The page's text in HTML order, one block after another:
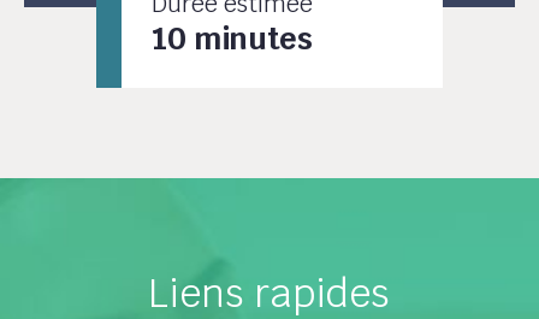
10 minutes
Liens rapides